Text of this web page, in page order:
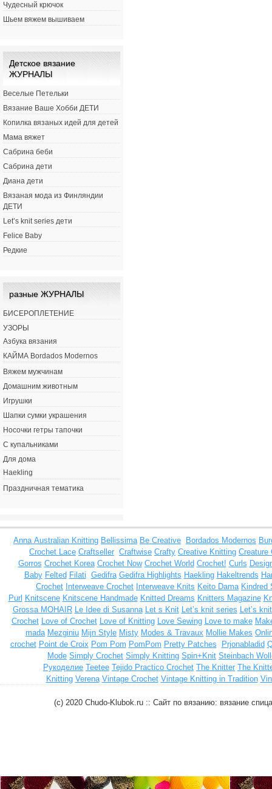
Чудесный крючок
Шьем вяжем вышиваем
Детское вязание
ЖУРНАЛЫ
Веселые Петельки
Вязание Ваше Хобби ДЕТИ
Копилка вязаных идей для детей
Мама вяжет
Сабрина беби
Сабрина дети
Диана дети
Вязаная мода из Финляндии
ДЕТИ
Let’s knit series дети
Felice Baby
Редкие
разные ЖУРНАЛЫ
БИСЕРОПЛЕТЕНИЕ
УЗОРЫ
Азбука вязания
КАЙМА Bordados Modernos
Вяжем мужчинам
Домашним животным
Игрушки
Шапки сумки украшения
Носочки гетры тапочки
С купальниками
Для дома
Haekling
Праздничная тематика
Anna Australian Knitting Bellissima Be Creative Bordados Modernos
Crochet Lace Craftseller Craftwise Crafty Creative Knitting Creature
Gorros Crochet Korea Crochet Now Crochet World Crochet! Curls
Baby Felted Filati Gedifra Gedifra Highlights Haekling Hakeltrends
Crochet Interweave Crochet Interweave Knits Keito Dama Kindred
Purl Knitscene Knitscene Handmade Knitted Dreams Knitters Magazine
Grossa MOHAIR Le Idee di Susanna Let s Knit Let’s knit series Let’s
Crochet Love of Crochet Love of Knitting Love Sewing Love to make
mada Mezginiu Mijn Style Misty Modes & Travaux Mollie Makes
crochet Point de Croix Pom Pom PomPom Pretty Patches Prjonabladid
Mode Simply Crochet Simply Knitting Spin+Knit Steinbach
Рукоделие Teetee Tejido Practico Crochet The Knitter The
Knitting Verena Vintage Crochet Vintage Knitting in Tradition
(c) 2020 Chudo-Klubok.ru :: Сайт по вязанию: вязание